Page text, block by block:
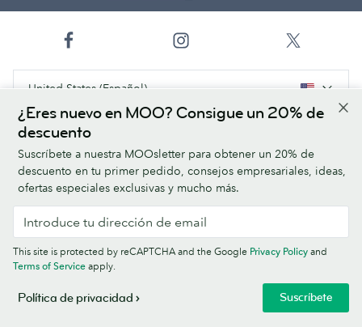
¿Eres nuevo en MOO? Consigue un 20% de
descuento
Suscríbete a nuestra MOOsletter para obtener un 20% de
descuento en tu primer pedido, consejos empresariales, ideas,
ofertas especiales exclusivas y mucho más.
Suscríbete
This site is protected by reCAPTCHA and the Google Privacy Policy and
Terms of Service apply.
Política de privacidad
United States (Español)
Productos
Tipos de papel
Acerca de MOO
Ayuda/Enlaces útiles